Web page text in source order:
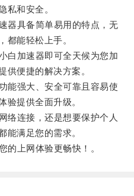
私和安全。
具备简单易用的特点，无
都能轻松上手。
加速器即可全天候为您加
供便捷的解决方案。
强大、安全可靠且容易使
验提供全面升级。
连接，还是想要保护个人
能满足您的需求。
上网体验更畅快！。